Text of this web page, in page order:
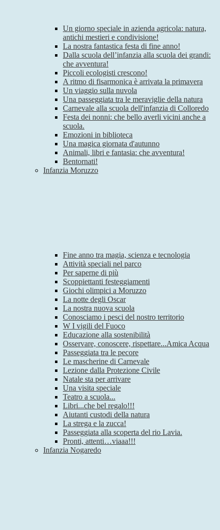
Un giorno speciale in azienda agricola: natura,
antichi mestieri e condivisione!
La nostra fantastica festa di fine anno!
Dalla scuola dell’infanzia alla scuola dei grandi:
che avventura!
Piccoli ecologisti crescono!
A ritmo di fisarmonica è arrivata la primavera
Un viaggio sulla nuvola
Una passeggiata tra le meraviglie della natura
Carnevale alla scuola dell'infanzia di Colloredo
Festa dei nonni: che bello averli vicini anche a
scuola.
Emozioni in biblioteca
Una magica giornata d'autunno
Animali, libri e fantasia: che avventura!
Bentornati!
Infanzia Moruzzo
Fine anno tra magia, scienza e tecnologia
Attività speciali nel parco
Per saperne di più
Scoppiettanti festeggiamenti
Giochi olimpici a Moruzzo
La notte degli Oscar
La nostra nuova scuola
Conosciamo i pesci del nostro territorio
W I vigili del Fuoco
Educazione alla sostenibilità
Osservare, conoscere, rispettare...Amica Acqua
Passeggiata tra le pecore
Le mascherine di Carnevale
Lezione dalla Protezione Civile
Natale sta per arrivare
Una visita speciale
Teatro a scuola...
Libri...che bel regalo!!!
Aiutanti custodi della natura
La strega e la zucca!
Passeggiata alla scoperta del rio Lavia.
Pronti, attenti…viaaa!!!
Infanzia Nogaredo